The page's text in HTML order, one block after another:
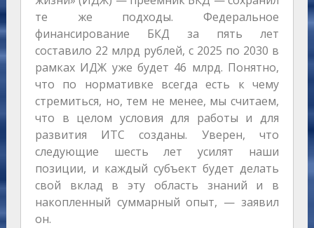
те же подходы. Федеральное
финансирование БКД за пять лет
составило 22 млрд рублей, с 2025 по 2030 в
рамках ИДЖ уже будет 46 млрд. Понятно,
что по нормативке всегда есть к чему
стремиться, но, тем не менее, мы считаем,
что в целом условия для работы и для
развития ИТС созданы. Уверен, что
следующие шесть лет усилят наши
позиции, и каждый субъект будет делать
свой вклад в эту область знаний и в
накопленный суммарный опыт, — заявил
он.